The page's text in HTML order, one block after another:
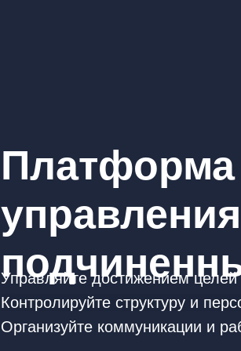
Платформа
управления
Управляйте достижением целей
Контролируйте структуру и
Организуйте коммуникации и